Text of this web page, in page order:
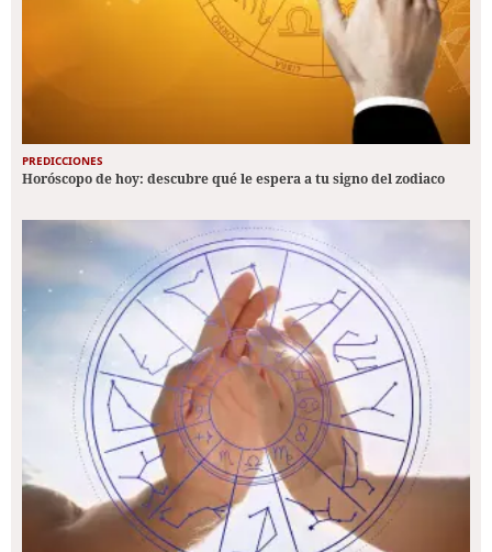
PREDICCIONES
Horóscopo de hoy: descubre qué le espera a tu signo del zodiaco